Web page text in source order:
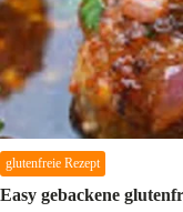
glutenfreie Rezept
Easy gebackene